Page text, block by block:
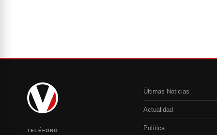
TELÉFONO
Últimas Noticias
Actualidad
Política